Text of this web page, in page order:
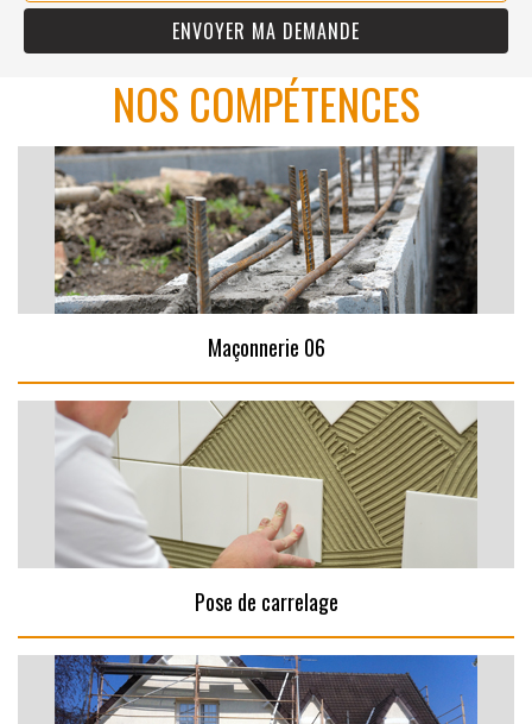
NOS COMPÉTENCES
Maçonnerie 06
Pose de carrelage